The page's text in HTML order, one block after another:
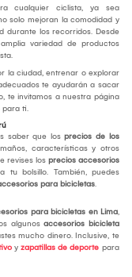
cualquier ciclista, ya sea
solo mejoran la comodidad y
durante los recorridos. Desde
variedad de productos
la ciudad, entrenar o explorar
te ayudarán a sacar
te invitamos a nuestra página
para ti.
saber que los precios de los
características y otros
revises los precios accesorios
bolsillo. También, puedes
para bicicletas.
para bicicletas en Lima,
algunos accesorios bicicleta
mucho dinero. Inclusive, te
y zapatillas de deporte para